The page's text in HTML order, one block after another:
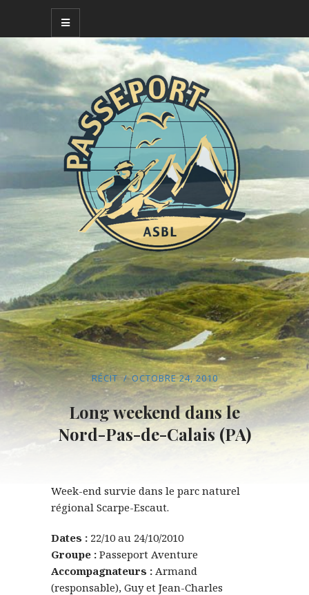
RÉCIT OCTOBRE 24, 2010
Long weekend dans le
Nord-Pas-de-Calais (PA)
Week-end survie dans le parc naturel
régional Scarpe-Escaut.
Dates : 22/10 au 24/10/2010
Groupe : Passeport Aventure
Accompagnateurs : Armand
(responsable), Guy et Jean-Charles